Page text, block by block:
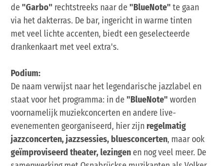
de"Garbo" rechtstreeks naar de"BlueNote" te gaan
via het dakterras. De bar, ingericht in warme tinten
met veel lichte accenten, biedt een geselecteerde
drankenkaart met veel extra's.
Podium:
De naam verwijst naar het legendarische jazzlabel en
staat voor het programma: in de"BlueNote" worden
voornamelijk muziekconcerten en andere live-
evenementen georganiseerd, hier zijn regelmatig
jazzconcerten, jazzsessies, bluesconcerten, maar ook
geïmproviseerd theater, lezingen en nog veel meer. De